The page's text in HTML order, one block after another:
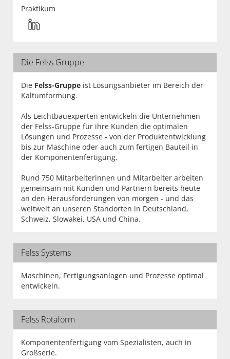
Praktikum
Die Felss Gruppe
Die Felss-Gruppe ist Lösungsanbieter im Bereich der
Kaltumformung.
Als Leichtbauexperten entwickeln die Unternehmen
der Felss-Gruppe für ihre Kunden die optimalen
Lösungen und Prozesse - von der Produktentwicklung
bis zur Maschine oder auch zum fertigen Bauteil in
der Komponentenfertigung.
Rund 750 Mitarbeiterinnen und Mitarbeiter arbeiten
gemeinsam mit Kunden und Partnern bereits heute
an den Herausforderungen von morgen - und das
weltweit an unseren Standorten in Deutschland,
Schweiz, Slowakei, USA und China.
Felss Systems
Maschinen, Fertigungsanlagen und Prozesse optimal
entwickeln.
Felss Rotaform
Komponentenfertigung vom Spezialisten, auch in
Großserie.